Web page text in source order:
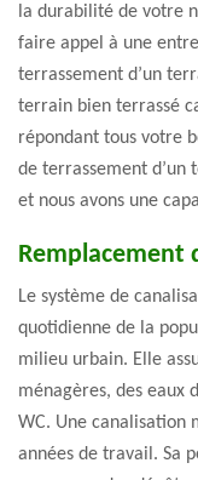
la durabilité de votre
faire appel à une
terrassement d’un
terrain bien terrassé
répondant tous votre
de terrassement d’un
et nous avons une
Remplacement
Le système de
quotidienne de la
milieu urbain. Elle
ménagères, des eaux
WC. Une canalisation
années de travail. Sa